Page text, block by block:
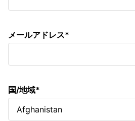
メールアドレス*
国/地域*